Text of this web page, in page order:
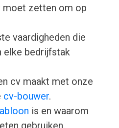
moet zetten om op
vaardigheden die
elke bedrijfstak
cv maakt met onze
cv-bouwer.
is en waarom
gebruiken.